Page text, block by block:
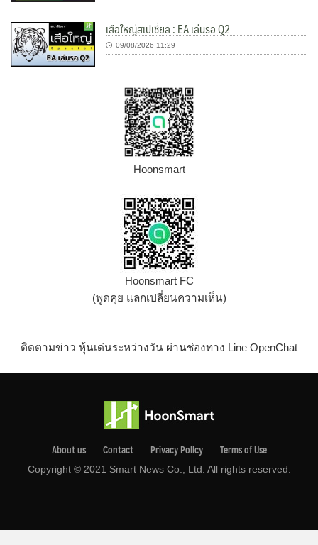
เสือใหญ่สเปเชี่ยล : EA เล่นรอ Q2
09/08/2026 11:29
Hoonsmart
Hoonsmart FC
(พูดคุย แลกเปลี่ยนความเห็น)
ติดตามข่าว หุ้นเด่นระหว่างวัน ผ่านช่องทาง Line OpenChat
About us Contact Privacy Pollcy Terms of Use
Copyright © 2021 Smart News Co., Ltd. All rights reserved.